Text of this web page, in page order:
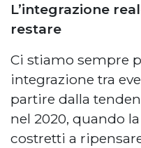
L’integrazione
restare
Ci stiamo sempre
integrazione tra
partire dalla
nel 2020, quando
costretti a